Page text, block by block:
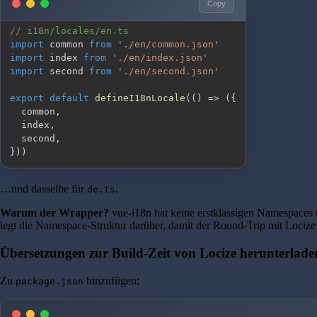
Copy
// i18n/locales/en.ts
import common from
'./en/common.json'
import index from
'./en/index.json'
import second from './en/second.json'
export default defineI18nLocale ( ( ) => ( {
  common
,
  index
,
  second
,
} ) )
…und dasselbe für de.ts.
Warum der Wrapper? vue-i18n hat keine erstklassigen
legt die Namespace-Struktur darüber, damit der Round-Trip mit
Übersetzungen zur Build-Zeit von Locize
Zu package.json hinzufügen: